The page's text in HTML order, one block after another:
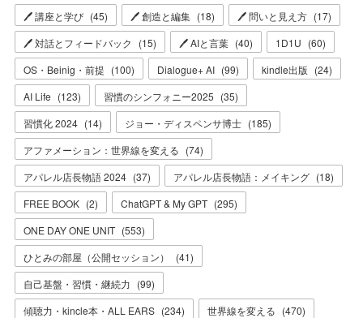
🖊 講座と学び (45) 🖊 創造と編集 (18) 🖊 問いと見え方 (17)
🖊 対話とフィードバック
(15) 🖊 AIと言葉 (40) 1D1U (60)
OS・Beinig・前提 (100) Dialogue+ AI (99) kindle出版 (24)
AI Life (123) 習慣のシンフォニー2025 (35)
習慣化 2024 (14) ジョー・ディスペンサ博士 (185)
アファメーション：世界線を変える (74)
アパレル店長物語 2024 (37) アパレル店長物語：メイキング (18)
FREE BOOK (2) ChatGPT & My GPT (295)
ONE DAY ONE UNIT (553)
ひとみの部屋（公開セッション）
(41)
自己基盤・習慣・継続力 (99)
傾聴力・kincle本・ALL EARS (234) 世界線を変える (470)